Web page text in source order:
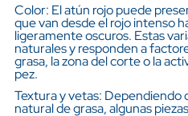
Color: El atún rojo puede
que van desde el rojo intenso
ligeramente oscuros. Estas
naturales y responden a
grasa, la zona del corte o la
pez.
Textura y vetas: Dependiendo
natural de grasa, algunas